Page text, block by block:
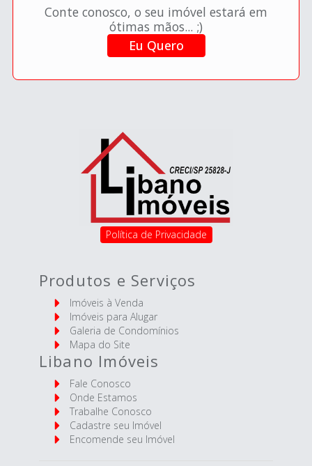
Conte conosco, o seu imóvel estará em
ótimas mãos... ;)
Eu Quero
Política de Privacidade
Produtos e Serviços
Imóveis à Venda
Imóveis para Alugar
Galeria de Condomínios
Mapa do Site
Libano Imóveis
Fale Conosco
Onde Estamos
Trabalhe Conosco
Cadastre seu Imóvel
Encomende seu Imóvel